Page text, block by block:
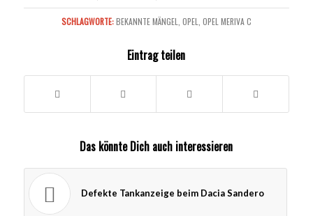
SCHLAGWORTE:BEKANNTE MÄNGEL OPEL OPEL MERIVA C
Eintrag teilen
Das könnte Dich auch interessieren
Defekte Tankanzeige beim Dacia Sandero